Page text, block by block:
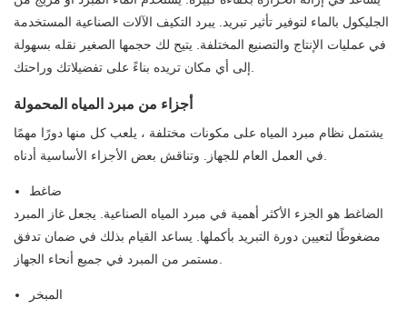
الجليكول بالماء لتوفير تأثير تبريد. يبرد التكيف الآلات الصناعية المستخدمة
في عمليات الإنتاج والتصنيع المختلفة. يتيح لك حجمها الصغير نقله بسهولة
إلى أي مكان تريده بناءً على تفضيلاتك وراحتك.
أجزاء من مبرد المياه المحمولة
يشتمل نظام مبرد المياه على مكونات مختلفة ، يلعب كل منها دورًا مهمًا
في العمل العام للجهاز. وتناقش بعض الأجزاء الأساسية أدناه.
ضاغط
الضاغط هو الجزء الأكثر أهمية في مبرد المياه الصناعية. يجعل غاز المبرد
مضغوطًا لتعيين دورة التبريد بأكملها. يساعد القيام بذلك في ضمان تدفق
مستمر من المبرد في جميع أنحاء الجهاز.
المبخر